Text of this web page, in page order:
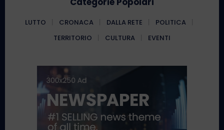
LUTTO CRONACA DALLA RETE
POLITICA
TERRITORIO
CULTURA EVENTI